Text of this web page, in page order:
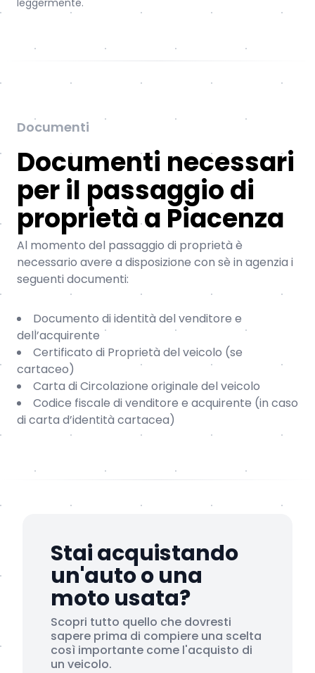
leggermente.
Documenti
Documenti necessari
per il passaggio di
proprietà a Piacenza
Al momento del passaggio di proprietà è
necessario avere a disposizione con sè in agenzia i
seguenti documenti:
Documento di identità del venditore e
dell’acquirente
Certificato di Proprietà del veicolo (se
cartaceo)
Carta di Circolazione originale del veicolo
Codice fiscale di venditore e acquirente (in caso
di carta d’identità cartacea)
Stai acquistando
un'auto o una
moto usata?
Scopri tutto quello che dovresti
sapere prima di compiere una scelta
così importante come l'acquisto di
un veicolo.